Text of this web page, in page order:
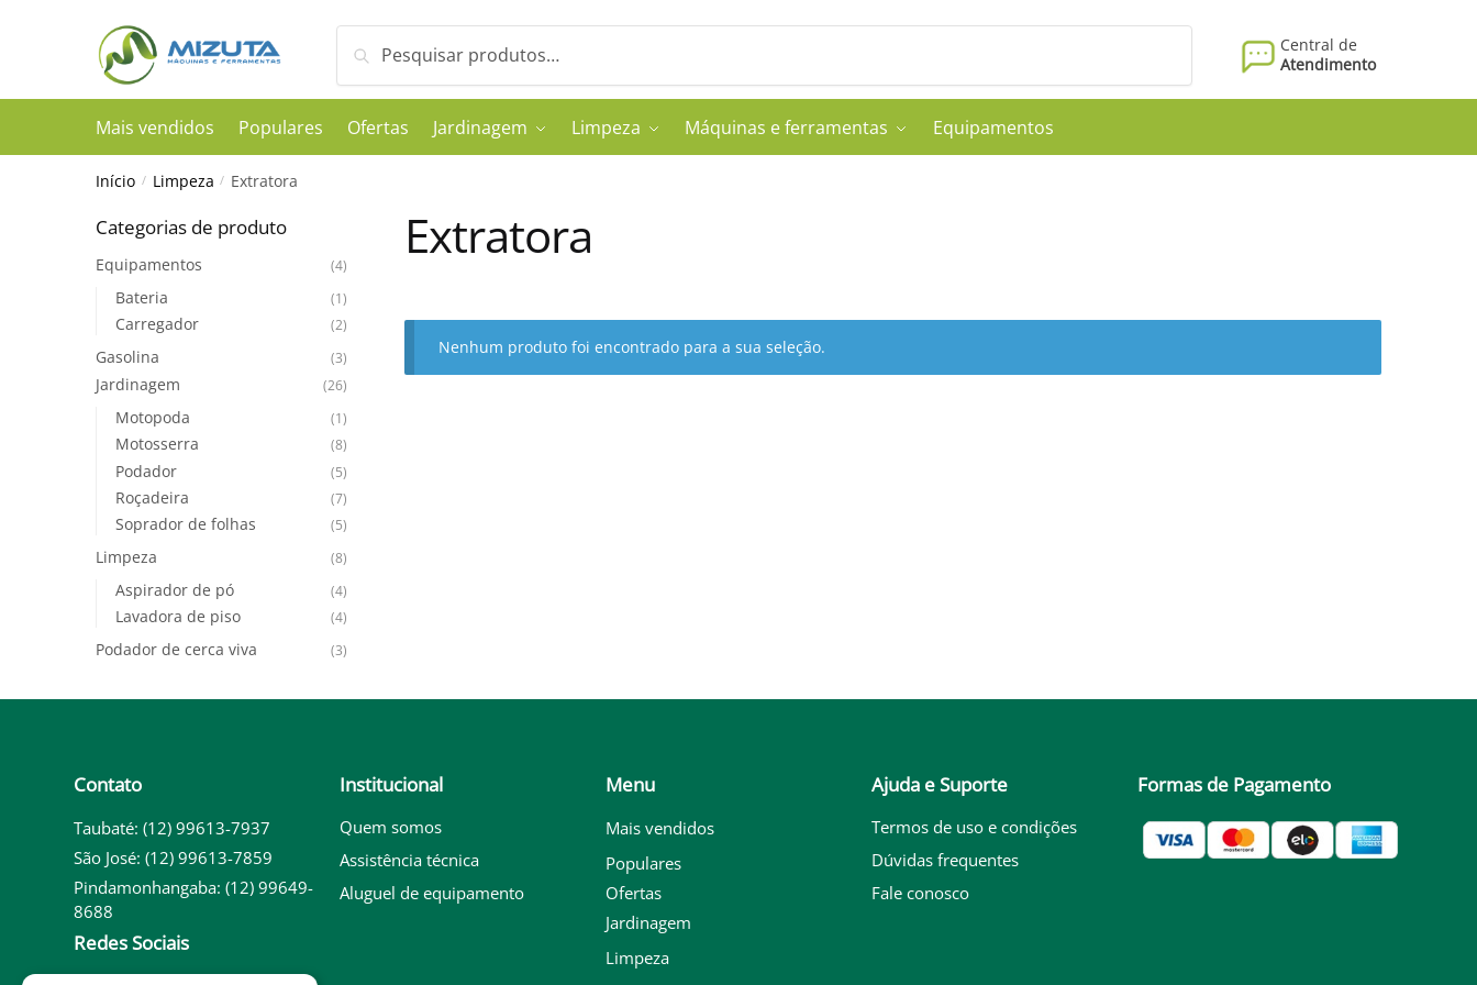
por:
Central de
Atendimento
Mais vendidos Populares Ofertas Jardinagem Limpeza Máquinas e ferramentas Equipamentos
Início / Limpeza / Extratora
Extratora
Nenhum produto foi encontrado para a sua seleção.
Categorias de produto
Equipamentos (4)
Bateria (1)
Carregador (2)
Gasolina (3)
Jardinagem (26)
Motopoda (1)
Motosserra (8)
Podador (5)
Roçadeira (7)
Soprador de folhas (5)
Limpeza (8)
Aspirador de pó (4)
Lavadora de piso (4)
Podador de cerca viva (3)
Contato
Taubaté: (12) 99613-7937
São José: (12) 99613-7859
Pindamonhangaba: (12) 99649-
8688
Redes Sociais
Institucional
Quem somos
Assistência técnica
Aluguel de equipamento
Menu
Mais vendidos
Populares
Ofertas
Jardinagem
Limpeza
Ajuda e Suporte
Termos de uso e condições
Dúvidas frequentes
Fale conosco
Formas de Pagamento